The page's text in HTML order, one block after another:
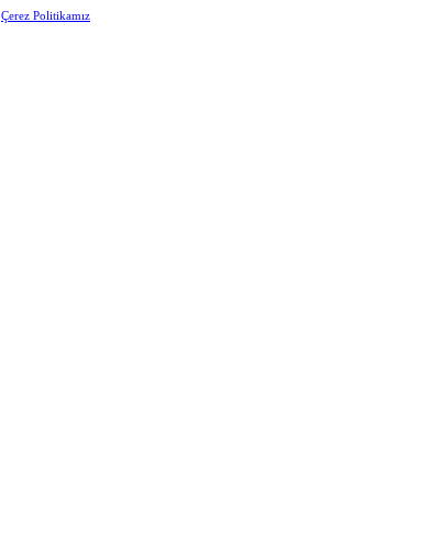
Çerez Politikamız